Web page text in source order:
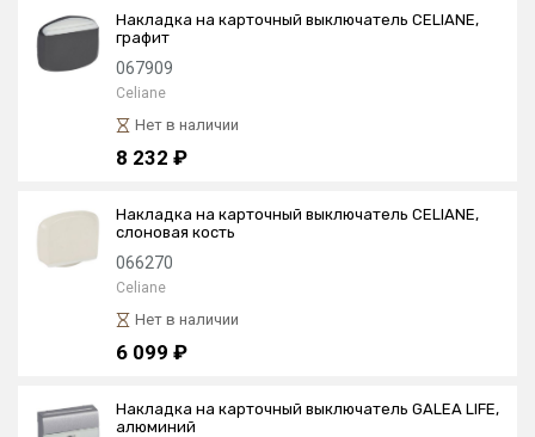
Накладка на карточный выключатель CELIANE,
графит
067909
Celiane
Нет в наличии
8 232 ₽
Накладка на карточный выключатель CELIANE,
слоновая кость
066270
Celiane
Нет в наличии
6 099 ₽
Накладка на карточный выключатель GALEA LIFE,
алюминий